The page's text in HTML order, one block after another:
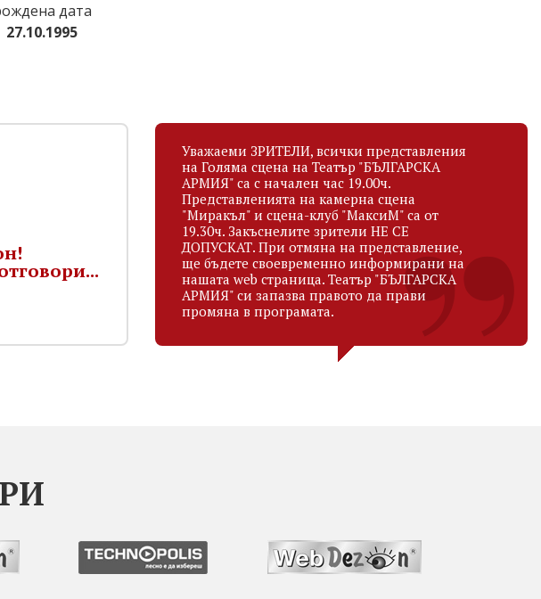
дата
27.10.1995
Уважаеми ЗРИТЕЛИ, всички представления
на Голяма сцена на Театър "БЪЛГАРСКА
АРМИЯ" са с начален час 19.00ч.
Представленията на камерна сцена
"Миракъл" и сцена-клуб "МаксиМ" са от
19.30ч. Закъснелите зрители НЕ СЕ
ДОПУСКАТ. При отмяна на представление,
ще бъдете своевременно информирани на
нашата web страница. Театър "БЪЛГАРСКА
АРМИЯ" си запазва правото да прави
промяна в програмата.